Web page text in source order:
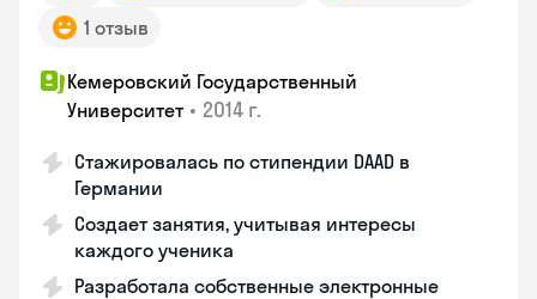
1 отзыв
Кемеровский Государственный
Университет • 2014 г.
Стажировалась по стипендии DAAD в
Германии
Создает занятия, учитывая интересы
каждого ученика
Разработала собственные электронные